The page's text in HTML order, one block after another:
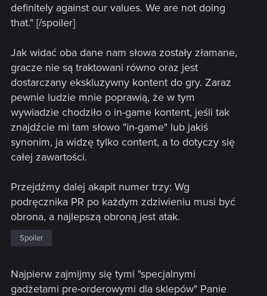
definitely against our values. We are not doing
that." [/spoiler]
Jak widać oba dane nam słowa zostały złamane,
gracze nie są traktowani równo oraz jest
dostarczany ekskluzywny kontent do gry. Zaraz
pewnie ludzie mnie poprawią, że w tym
wywiadzie chodziło o in-game kontent, jeśli tak
znajdźcie mi tam słowo "in-game" lub jakiś
synonim, ja widzę tylko content, a to dotyczy się
całej zawartości.
Przejdźmy dalej akapit numer trzy: Wg
podręcznika PR po każdym zdziwieniu musi być
obrona, a najlepszą obroną jest atak.
Spoiler
Najpierw zajmijmy się tymi "specjalnymi
gadżetami pre-orderowymi dla sklepów" Panie